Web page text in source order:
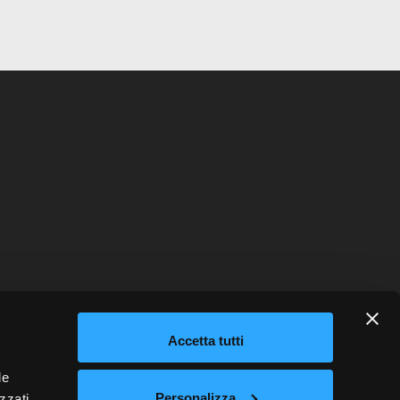
Accetta tutti
LINKEDIN